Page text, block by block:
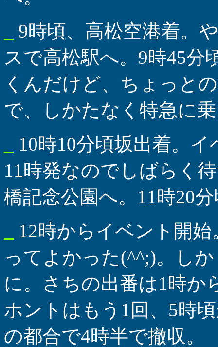
9時頃、高松空港着。
スで高松駅へ。9時45分
くんだけど、ちょっと
で、しかたなく特急に
10時10分頃坂出着。
11時発なのでしばらく
橋記念公園へ。11時20
12時からイベント開
ってよかった(^^;)。し
に。さちの出番は1時か
ホントはもう1回、5時
の都合で4時半で撤収。